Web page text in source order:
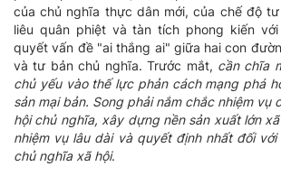
của chủ nghĩa thực dân mới, của chế độ
liêu quân phiệt và tàn tích phong kiến
quyết vấn đề "ai thắng ai" giữa hai con
và tư bản chủ nghĩa. Trước mắt, cần chĩa
chủ yếu vào thế lực phản cách mạng phá
sản mại bản. Song phải nắm chắc nhiệm vụ
hội chủ nghĩa, xây dựng nền sản xuất lớn
nhiệm vụ lâu dài và quyết định nhất đối
chủ nghĩa xã hội.